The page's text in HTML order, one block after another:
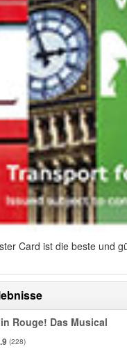
Card ist die beste und
Rouge! Das Musical
(228)